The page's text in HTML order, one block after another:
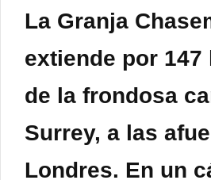
La Granja
extiende por 147
de la frondosa
Surrey, a las
Londres. En un